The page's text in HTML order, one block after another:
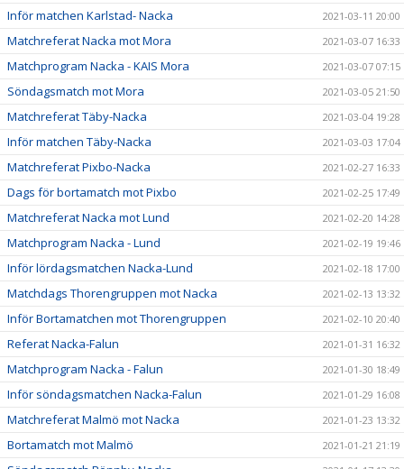
Inför matchen Karlstad- Nacka 2021-03-11 20:00
Matchreferat Nacka mot Mora 2021-03-07 16:33
Matchprogram Nacka - KAIS Mora 2021-03-07 07:15
Söndagsmatch mot Mora 2021-03-05 21:50
Matchreferat Täby-Nacka 2021-03-04 19:28
Inför matchen Täby-Nacka 2021-03-03 17:04
Matchreferat Pixbo-Nacka 2021-02-27 16:33
Dags för bortamatch mot Pixbo 2021-02-25 17:49
Matchreferat Nacka mot Lund 2021-02-20 14:28
Matchprogram Nacka - Lund 2021-02-19 19:46
Inför lördagsmatchen Nacka-Lund 2021-02-18 17:00
Matchdags Thorengruppen mot Nacka 2021-02-13 13:32
Inför Bortamatchen mot Thorengruppen 2021-02-10 20:40
Referat Nacka-Falun 2021-01-31 16:32
Matchprogram Nacka - Falun 2021-01-30 18:49
Inför söndagsmatchen Nacka-Falun 2021-01-29 16:08
Matchreferat Malmö mot Nacka 2021-01-23 13:32
Bortamatch mot Malmö 2021-01-21 21:19